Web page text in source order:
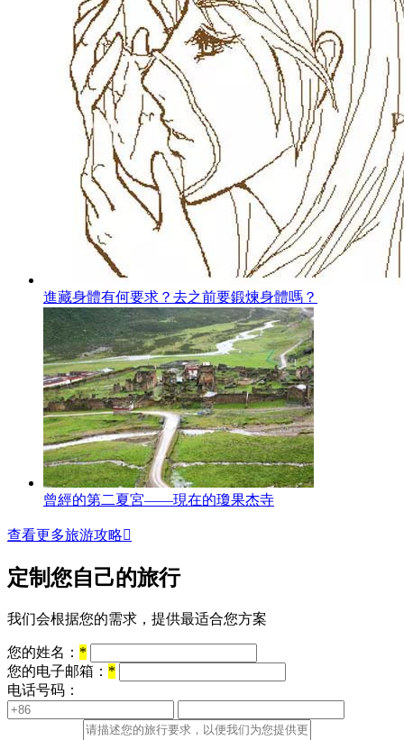
進藏身體有何要求？去之前要鍛煉身體嗎？
曾經的第二夏宮——現在的瓊果杰寺
查看更多旅游攻略
定制您自己的旅行
我们会根据您的需求，提供最适合您方案
您的姓名： *
您的电子邮箱： *
电话号码：